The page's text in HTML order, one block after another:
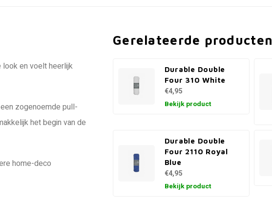
look en voelt heerlijk
zogenoemde pull-
het begin van de
home-deco
Gerelateerde producten
Durable Double
Four 310 White
€4,95
Bekijk product
Durable Double
Four 2110 Royal
Blue
€4,95
Bekijk product